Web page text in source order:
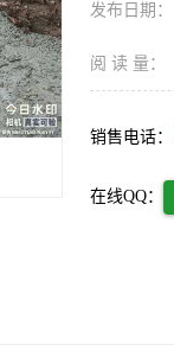
发布日期：
阅 读 量：
销售电话：
在线QQ：